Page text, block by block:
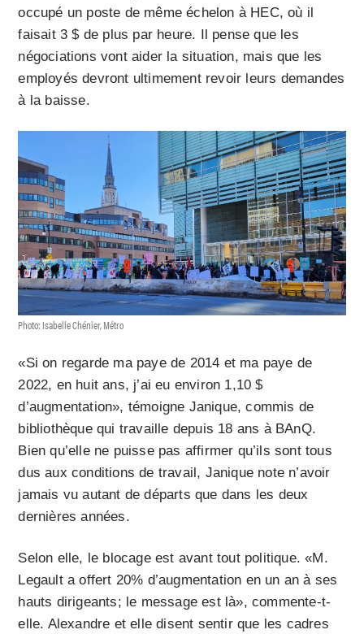
occupé un poste de même échelon à HEC, où il
faisait 3 $ de plus par heure. Il pense que les
négociations vont aider la situation, mais que les
employés devront ultimement revoir leurs demandes
à la baisse.
Photo: Isabelle Chénier, Métro
«Si on regarde ma paye de 2014 et ma paye de
2022, en huit ans, j’ai eu environ 1,10 $
d’augmentation», témoigne Janique, commis de
bibliothèque qui travaille depuis 18 ans à BAnQ.
Bien qu’elle ne puisse pas affirmer qu’ils sont tous
dus aux conditions de travail, Janique note n’avoir
jamais vu autant de départs que dans les deux
dernières années.
Selon elle, le blocage est avant tout politique. «M.
Legault a offert 20% d’augmentation en un an à ses
hauts dirigeants; le message est là», commente-t-
elle. Alexandre et elle disent sentir que les cadres